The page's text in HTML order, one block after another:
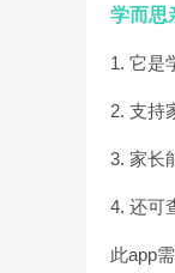
学而思
1. 它是
2. 支持
3. 家长
4. 还可
此app